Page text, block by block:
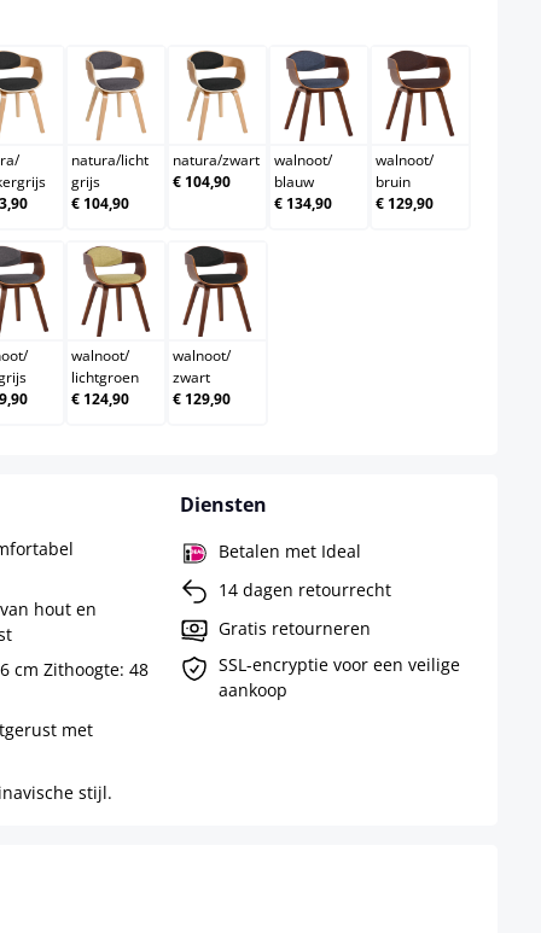
natura/donkergrijs
/
natura/licht grijs
natura/licht
grijs
€ 104,90
natura/zwart
natura/zwart
€ 104,90
walnoot/blauw
walnoot/
blauw
€ 134,90
walnoot/
walnoot/
bruin
€ 129,90
walnoot/lichtgrijs
/
walnoot/lichtgroen
walnoot/
lichtgroen
€ 124,90
walnoot/zwart
walnoot/
zwart
€ 129,90
hout en
cm Zithoogte: 48
met
stijl.
Diensten
Betalen met Ideal
14 dagen retourrecht
Gratis retourneren
SSL-encryptie voor een veilige
aankoop